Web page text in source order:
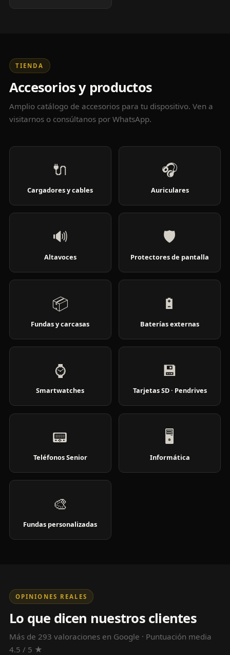
TIENDA
Accesorios y productos
Amplio catálogo de accesorios para tu dispositivo. Ven a
visitarnos o consúltanos por WhatsApp.
🔌
Cargadores y cables
🎧
Auriculares
🔊
Altavoces
🛡️
Protectores de pantalla
📦
Fundas y carcasas
🔋
Baterías externas
⌚
Smartwatches
💾
Tarjetas SD · Pendrives
📟
Teléfonos Senior
🖥️
Informática
🎨
Fundas personalizadas
OPINIONES REALES
Lo que dicen nuestros clientes
Más de 293 valoraciones en Google · Puntuación media
4.5 / 5 ★